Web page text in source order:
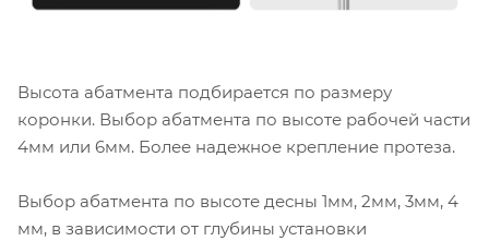
Высота абатмента подбирается по размеру
коронки. Выбор абатмента по высоте рабочей части
4мм или 6мм. Более надежное крепление протеза.
Выбор абатмента по высоте десны 1мм, 2мм, 3мм, 4
мм, в зависимости от глубины установки